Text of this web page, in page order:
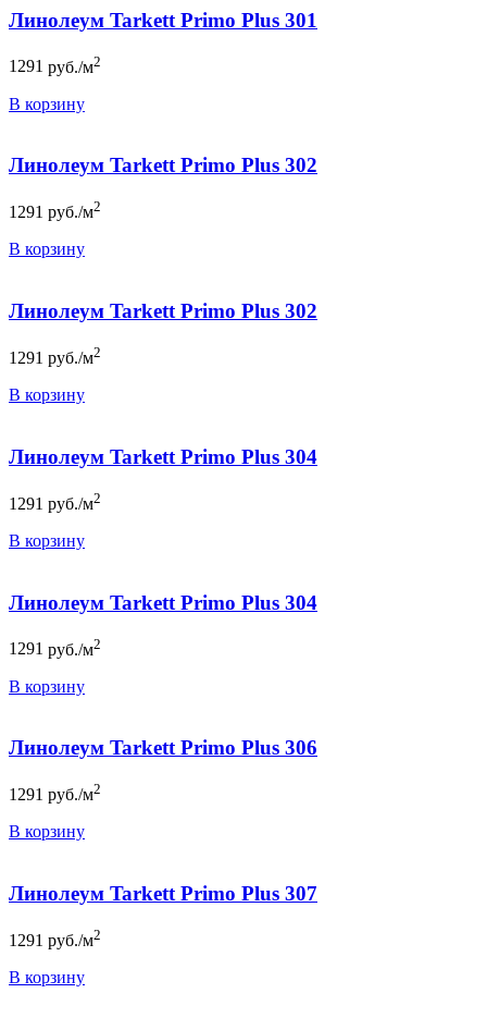
Линолеум Tarkett Primo Plus 301
1291 руб./м2
В корзину
Линолеум Tarkett Primo Plus 302
1291 руб./м2
В корзину
Линолеум Tarkett Primo Plus 302
1291 руб./м2
В корзину
Линолеум Tarkett Primo Plus 304
1291 руб./м2
В корзину
Линолеум Tarkett Primo Plus 304
1291 руб./м2
В корзину
Линолеум Tarkett Primo Plus 306
1291 руб./м2
В корзину
Линолеум Tarkett Primo Plus 307
1291 руб./м2
В корзину